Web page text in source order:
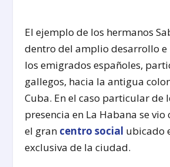
El ejemplo de los hermanos
dentro del amplio desarrollo
los emigrados españoles,
gallegos, hacia la antigua
Cuba. En el caso particular de
presencia en La Habana se
el gran centro social ubicado
exclusiva de la ciudad.